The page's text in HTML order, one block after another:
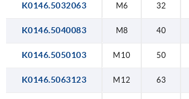
K0146.5032063 M6 32
K0146.5040083 M8 40
K0146.5050103 M10 50
K0146.5063123 M12 63